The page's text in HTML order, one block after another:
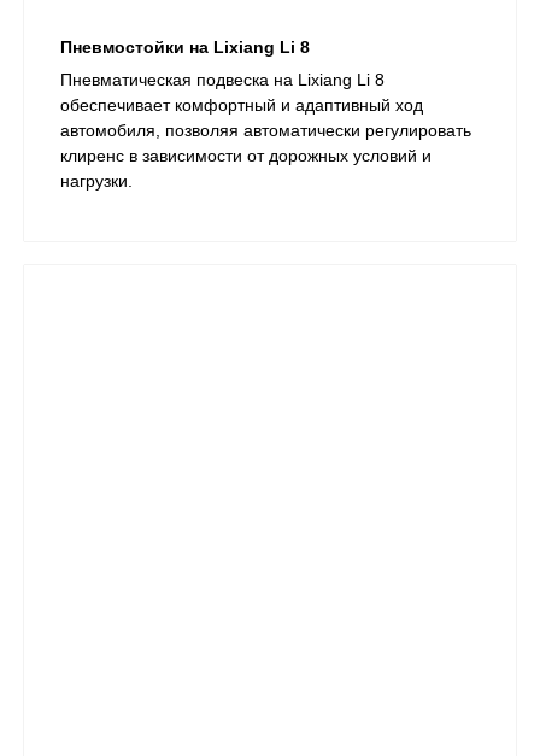
Пневмостойки на Lixiang Li 8
​Пневматическая подвеска на Lixiang Li 8
обеспечивает комфортный и адаптивный ход
автомобиля, позволяя автоматически регулировать
клиренс в зависимости от дорожных условий и
нагрузки.